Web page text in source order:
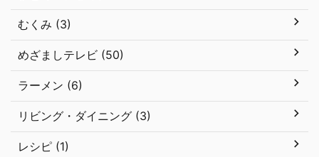
むくみ (3)
めざましテレビ (50)
ラーメン (6)
リビング・ダイニング (3)
レシピ (1)